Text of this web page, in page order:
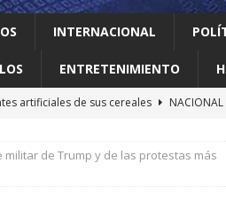
INTERNACIONAL
ENTRETENIMIENTO
artificiales de sus cereales
NACIONAL
millones en el mayor fallo sobre seguridad
de Trump y de las protestas más